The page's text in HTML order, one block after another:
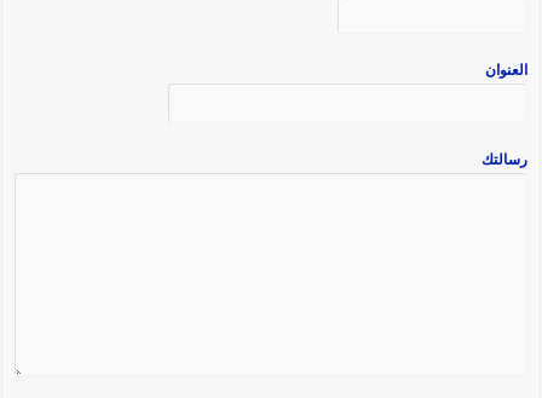
العنوان
رسالتك